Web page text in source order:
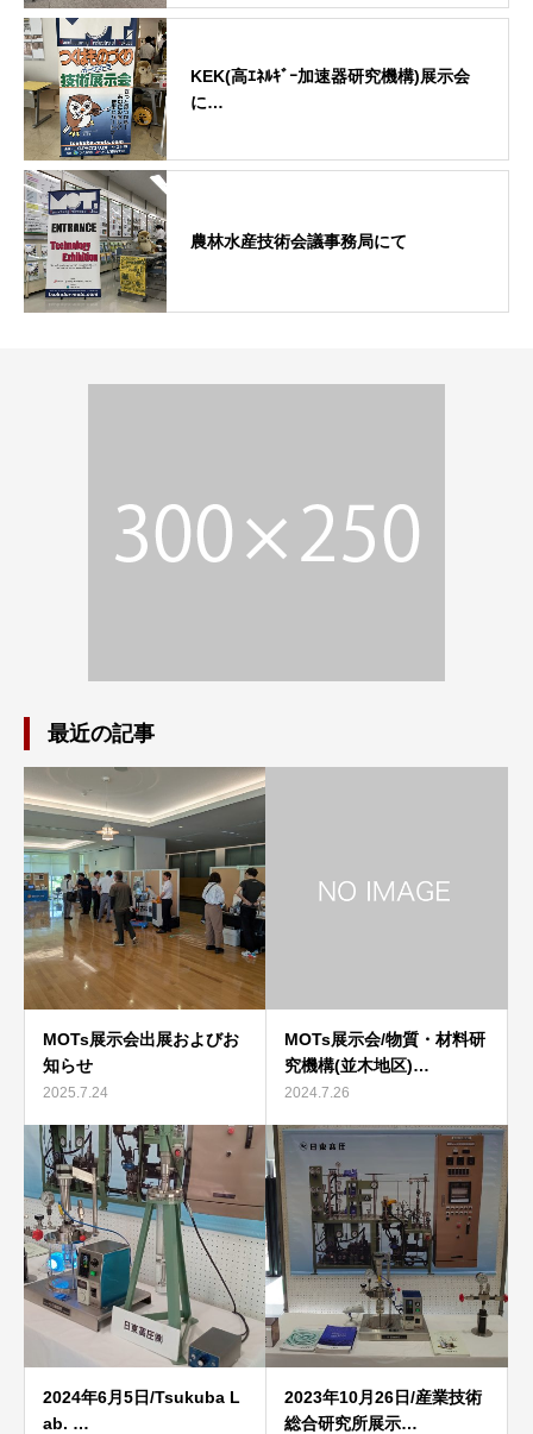
KEK(高ｴﾈﾙｷﾞｰ加速器研究機構)展示会
に…
農林水産技術会議事務局にて
最近の記事
MOTs展示会出展およびお
知らせ
2025.7.24
MOTs展示会/物質・材料研
究機構(並木地区)…
2024.7.26
2024年6月5日/Tsukuba L
ab. …
2023年10月26日/産業技術
総合研究所展示…